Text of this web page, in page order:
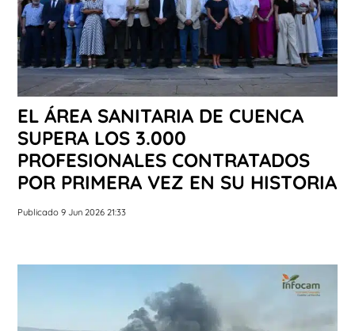
EL ÁREA SANITARIA DE CUENCA
SUPERA LOS 3.000
PROFESIONALES CONTRATADOS
POR PRIMERA VEZ EN SU HISTORIA
Publicado 9 Jun 2026 21:33